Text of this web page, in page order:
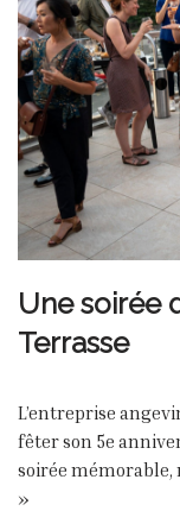
Une soirée
Terrasse
L’entreprise
fêter son 5e
soirée
»